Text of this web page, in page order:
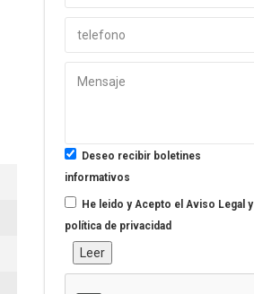
Deseo recibir boletines
informativos
He leido y Acepto el Aviso Legal y
política de privacidad
Leer